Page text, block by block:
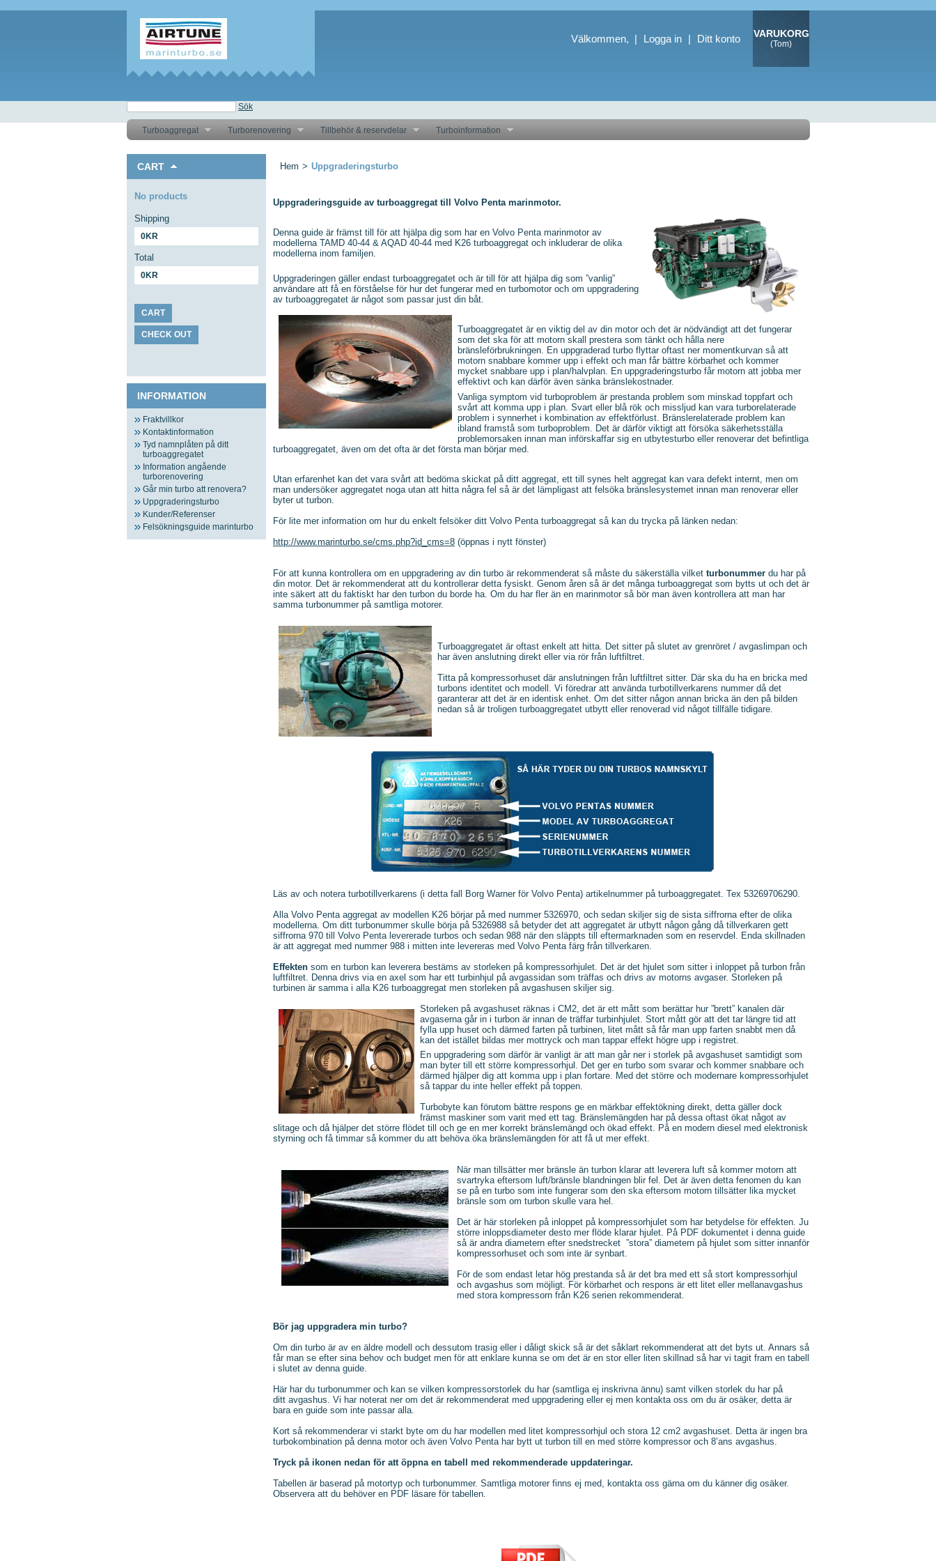
Välkommen, | Logga in | Ditt konto VARUKORG
(Tom)
Sök
Turboaggregat Turborenovering Tillbehör & reservdelar Turboinformation
CART
No products
Shipping
0KR
Total
0KR
CART
CHECK OUT
INFORMATION
Fraktvillkor
Kontaktinformation
Tyd namnplåten på ditt
turboaggregatet
Information angående
turborenovering
Går min turbo att renovera?
Uppgraderingsturbo
Kunder/Referenser
Felsökningsguide marinturbo
Hem > Uppgraderingsturbo
Uppgraderingsguide av turboaggregat till Volvo Penta marinmotor.
Denna guide är främst till för att hjälpa dig som har en Volvo Penta marinmotor av
modellerna TAMD 40-44 & AQAD 40-44 med K26 turboaggregat och inkluderar de olika
modellerna inom familjen.
Uppgraderingen gäller endast turboaggregatet och är till för att hjälpa dig som ”vanlig”
användare att få en förståelse för hur det fungerar med en turbomotor och om uppgradering
av turboaggregatet är något som passar just din båt.
Turboaggregatet är en viktig del av din motor och det är nödvändigt att det fungerar
som det ska för att motorn skall prestera som tänkt och hålla nere
bränsleförbrukningen. En uppgraderad turbo flyttar oftast ner momentkurvan så att
motorn snabbare kommer upp i effekt och man får bättre körbarhet och kommer
mycket snabbare upp i plan/halvplan. En uppgraderingsturbo får motorn att jobba mer
effektivt och kan därför även sänka bränslekostnader.
Vanliga symptom vid turboproblem är prestanda problem som minskad toppfart och
svårt att komma upp i plan. Svart eller blå rök och missljud kan vara turborelaterade
problem i synnerhet i kombination av effektförlust. Bränslerelaterade problem kan
ibland framstå som turboproblem. Det är därför viktigt att försöka säkerhetsställa
problemorsaken innan man införskaffar sig en utbytesturbo eller renoverar det befintliga
turboaggregatet, även om det ofta är det första man börjar med.
Utan erfarenhet kan det vara svårt att bedöma skickat på ditt aggregat, ett till synes helt aggregat kan vara defekt internt, men om
man undersöker aggregatet noga utan att hitta några fel så är det lämpligast att felsöka bränslesystemet innan man renoverar eller
byter ut turbon.
För lite mer information om hur du enkelt felsöker ditt Volvo Penta turboaggregat så kan du trycka på länken nedan:
http://www.marinturbo.se/cms.php?id_cms=8 (öppnas i nytt fönster)
För att kunna kontrollera om en uppgradering av din turbo är rekommenderat så måste du säkerställa vilket turbonummer du har på
din motor. Det är rekommenderat att du kontrollerar detta fysiskt. Genom åren så är det många turboaggregat som bytts ut och det är
inte säkert att du faktiskt har den turbon du borde ha. Om du har fler än en marinmotor så bör man även kontrollera att man har
samma turbonummer på samtliga motorer.
Turboaggregatet är oftast enkelt att hitta. Det sitter på slutet av grenröret / avgaslimpan och
har även anslutning direkt eller via rör från luftfiltret.
Titta på kompressorhuset där anslutningen från luftfiltret sitter. Där ska du ha en bricka med
turbons identitet och modell. Vi föredrar att använda turbotillverkarens nummer då det
garanterar att det är en identisk enhet. Om det sitter någon annan bricka än den på bilden
nedan så är troligen turboaggregatet utbytt eller renoverad vid något tillfälle tidigare.
Läs av och notera turbotillverkarens (i detta fall Borg Warner för Volvo Penta) artikelnummer på turboaggregatet. Tex 53269706290.
Alla Volvo Penta aggregat av modellen K26 börjar på med nummer 5326970, och sedan skiljer sig de sista siffrorna efter de olika
modellerna. Om ditt turbonummer skulle börja på 5326988 så betyder det att aggregatet är utbytt någon gång då tillverkaren gett
siffrorna 970 till Volvo Penta levererade turbos och sedan 988 när den släppts till eftermarknaden som en reservdel. Enda skillnaden
är att aggregat med nummer 988 i mitten inte levereras med Volvo Penta färg från tillverkaren.
Effekten som en turbon kan leverera bestäms av storleken på kompressorhjulet. Det är det hjulet som sitter i inloppet på turbon från
luftfiltret. Denna drivs via en axel som har ett turbinhjul på avgassidan som träffas och drivs av motorns avgaser. Storleken på
turbinen är samma i alla K26 turboaggregat men storleken på avgashusen skiljer sig.
Storleken på avgashuset räknas i CM2, det är ett mått som berättar hur ”brett” kanalen där
avgaserna går in i turbon är innan de träffar turbinhjulet. Stort mått gör att det tar längre tid att
fylla upp huset och därmed farten på turbinen, litet mått så får man upp farten snabbt men då
kan det istället bildas mer mottryck och man tappar effekt högre upp i registret.
En uppgradering som därför är vanligt är att man går ner i storlek på avgashuset samtidigt som
man byter till ett större kompressorhjul. Det ger en turbo som svarar och kommer snabbare och
därmed hjälper dig att komma upp i plan fortare. Med det större och modernare kompressorhjulet
så tappar du inte heller effekt på toppen.
Turbobyte kan förutom bättre respons ge en märkbar effektökning direkt, detta gäller dock
främst maskiner som varit med ett tag. Bränslemängden har på dessa oftast ökat något av
slitage och då hjälper det större flödet till och ge en mer korrekt bränslemängd och ökad effekt. På en modern diesel med elektronisk
styrning och få timmar så kommer du att behöva öka bränslemängden för att få ut mer effekt.
När man tillsätter mer bränsle än turbon klarar att leverera luft så kommer motorn att
svartryka eftersom luft/bränsle blandningen blir fel. Det är även detta fenomen du kan
se på en turbo som inte fungerar som den ska eftersom motorn tillsätter lika mycket
bränsle som om turbon skulle vara hel.
Det är här storleken på inloppet på kompressorhjulet som har betydelse för effekten. Ju
större inloppsdiameter desto mer flöde klarar hjulet. På PDF dokumentet i denna guide
så är andra diametern efter snedstrecket ”stora” diametern på hjulet som sitter innanför
kompressorhuset och som inte är synbart.
För de som endast letar hög prestanda så är det bra med ett så stort kompressorhjul
och avgashus som möjligt. För körbarhet och respons är ett litet eller mellanavgashus
med stora kompressorn från K26 serien rekommenderat.
Bör jag uppgradera min turbo?
Om din turbo är av en äldre modell och dessutom trasig eller i dåligt skick så är det såklart rekommenderat att det byts ut. Annars så
får man se efter sina behov och budget men för att enklare kunna se om det är en stor eller liten skillnad så har vi tagit fram en tabell
i slutet av denna guide.
Här har du turbonummer och kan se vilken kompressorstorlek du har (samtliga ej inskrivna ännu) samt vilken storlek du har på
ditt avgashus. Vi har noterat ner om det är rekommenderat med uppgradering eller ej men kontakta oss om du är osäker, detta är
bara en guide som inte passar alla.
Kort så rekommenderar vi starkt byte om du har modellen med litet kompressorhjul och stora 12 cm2 avgashuset. Detta är ingen bra
turbokombination på denna motor och även Volvo Penta har bytt ut turbon till en med större kompressor och 8’ans avgashus.
Tryck på ikonen nedan för att öppna en tabell med rekommenderade uppdateringar.
Tabellen är baserad på motortyp och turbonummer. Samtliga motorer finns ej med, kontakta oss gärna om du känner dig osäker.
Observera att du behöver en PDF läsare för tabellen.